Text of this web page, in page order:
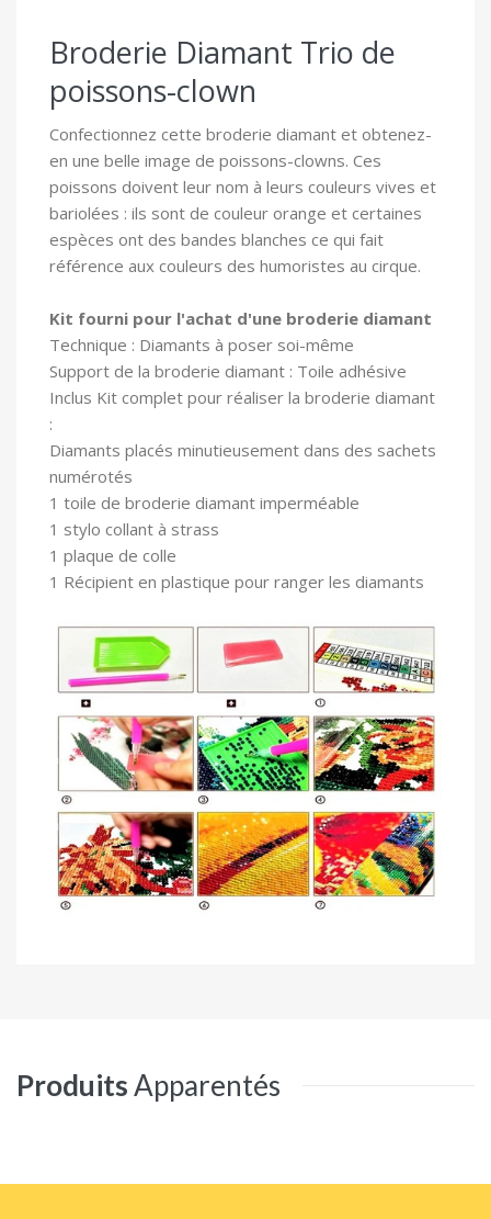
Broderie Diamant Trio de
poissons-clown
Confectionnez cette broderie diamant et obtenez-
en une belle image de poissons-clowns. Ces
poissons doivent leur nom à leurs couleurs vives et
bariolées : ils sont de couleur orange et certaines
espèces ont des bandes blanches ce qui fait
référence aux couleurs des humoristes au cirque.
Kit fourni pour l'achat d'une broderie diamant
Technique : Diamants à poser soi-même
Support de la broderie diamant : Toile adhésive
Inclus Kit complet pour réaliser la broderie diamant
:
Diamants placés minutieusement dans des sachets
numérotés
1 toile de broderie diamant imperméable
1 stylo collant à strass
1 plaque de colle
1 Récipient en plastique pour ranger les diamants
ProduitsApparentés